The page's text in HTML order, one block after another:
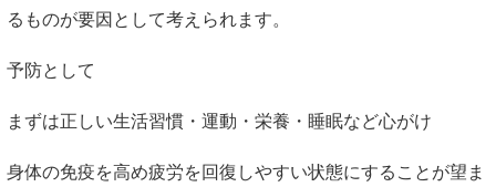
るものが要因として考えられます。
予防として
まずは正しい生活習慣・運動・栄養・睡眠など心がけ
身体の免疫を高め疲労を回復しやすい状態にすることが望ま